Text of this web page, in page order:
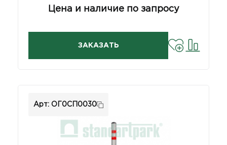
Цена и наличие по запросу
ЗАКАЗАТЬ
Арт: ОГ0СП0030